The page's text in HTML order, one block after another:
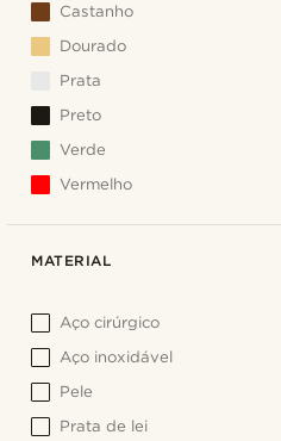
Castanho
Dourado
Prata
Preto
Verde
Vermelho
MATERIAL
Aço cirúrgico
Aço inoxidável
Pele
Prata de lei